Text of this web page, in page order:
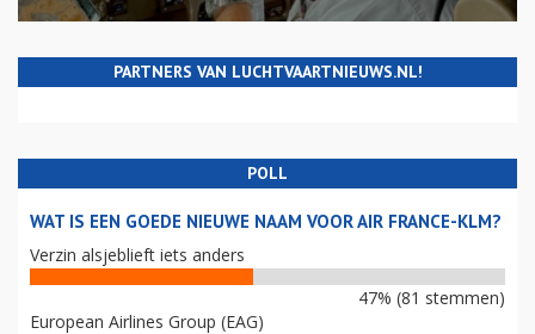
PARTNERS VAN LUCHTVAARTNIEUWS.NL!
POLL
WAT IS EEN GOEDE NIEUWE NAAM VOOR AIR FRANCE-KLM?
Verzin alsjeblieft iets anders
47% (81 stemmen)
European Airlines Group (EAG)